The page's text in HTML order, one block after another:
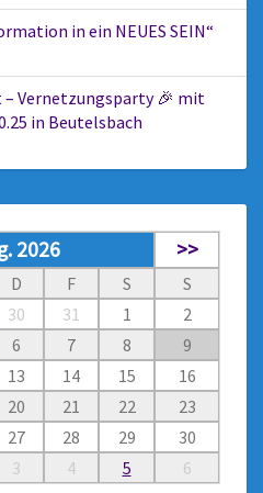
in ein NEUES SEIN“
– Vernetzungsparty 🎉 mit
in Beutelsbach
2026 >>
D F S
S
30 31 1
2
6 7 8
9
13 14 15
16
20 21 22
23
27 28 29
30
3 4 5 6